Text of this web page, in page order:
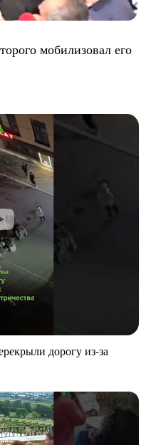
мобилизовал его
дорогу из-за